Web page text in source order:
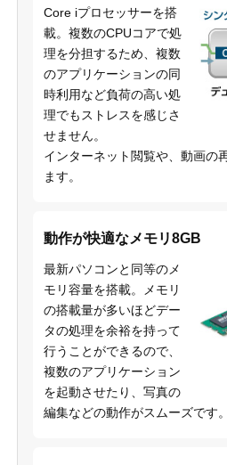
Core iプロセッサーを搭
載。複数のCPUコアで処
理を分担するため、複数
のアプリケーションの同
時利用など負荷の高い処
理でもストレスを感じさ
せません。
インターネット閲覧や、動画の
ます。
動作が快適なメモリ8GB
最新パソコンと同等のメ
モリ容量を搭載。メモリ
の搭載量が多いほどデー
タの処理を余裕を持って
行うことができるので、
複数のアプリケーション
を起動させたり、写真の
編集などの動作がスムーズです。